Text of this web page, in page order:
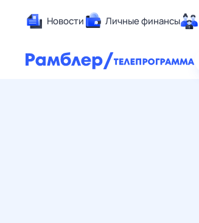
Новости Личные финансы